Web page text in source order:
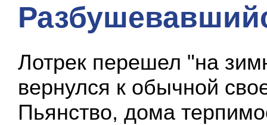
Лотрек перешел "на
вернулся к обычной
Пьянство, дома